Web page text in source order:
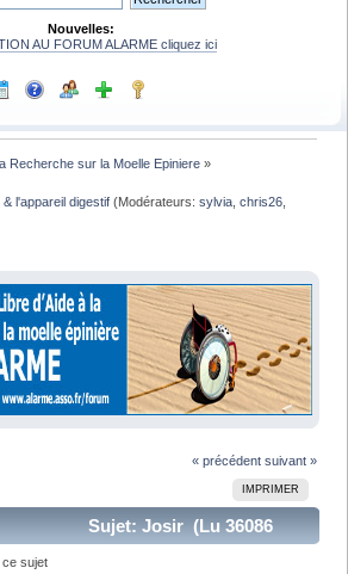
Nouvelles:
AU FORUM ALARME cliquez ici
Recherche sur la Moelle Epiniere »
l'appareil digestif (Modérateurs:sylvia ,chris26
« précédent suivant »
IMPRIMER
Sujet: Josir (Lu 36086
sujet